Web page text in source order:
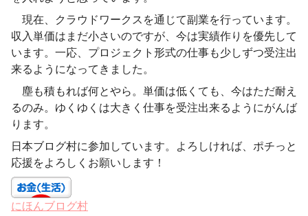
現在、クラウドワークスを通じて副業を行っています。
収入単価はまだ小さいのですが、今は実績作りを優先して
います。一応、プロジェクト形式の仕事も少しずつ受注出
来るようになってきました。
塵も積もれば何とやら。単価は低くても、今はただ耐え
るのみ。ゆくゆくは大きく仕事を受注出来るようにがんば
ります。
日本ブログ村に参加しています。よろしければ、ポチっと
応援をよろしくお願いします！
にほんブログ村